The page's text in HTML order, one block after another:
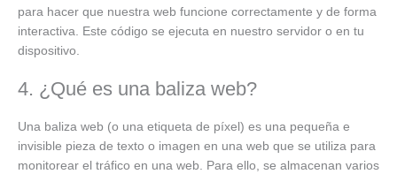
para hacer que nuestra web funcione correctamente y de forma
interactiva. Este código se ejecuta en nuestro servidor o en tu
dispositivo.
4. ¿Qué es una baliza web?
Una baliza web (o una etiqueta de píxel) es una pequeña e
invisible pieza de texto o imagen en una web que se utiliza para
monitorear el tráfico en una web. Para ello, se almacenan varios